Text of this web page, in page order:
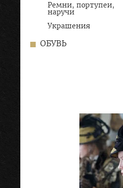
Ремни, портупеи,
наручи
Украшения
ОБУВЬ